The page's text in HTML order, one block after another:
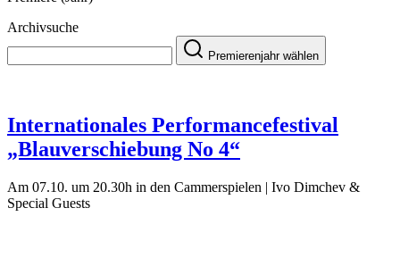
Archivsuche
Premierenjahr wählen
Internationales Performancefestival
„Blauverschiebung No 4“
Am 07.10. um 20.30h in den Cammerspielen | Ivo Dimchev &
Special Guests